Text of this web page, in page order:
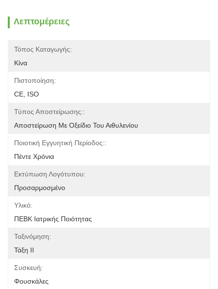
Λεπτομέρειες
Τόπος Καταγωγής:
Κίνα
Πιστοποίηση:
CE, ISO
Τύπος Αποστείρωσης::
Αποστείρωση Με Οξείδιο Του Αιθυλενίου
Ποιοτική Εγγυητική Περίοδος::
Πέντε Χρόνια
Εκτύπωση Λογότυπου:
Προσαρμοσμένο
Υλικό:
ΠΕΒΚ Ιατρικής Ποιότητας
Ταξινόμηση:
Τάξη ΙΙ
Συσκευή:
Φουσκάλες